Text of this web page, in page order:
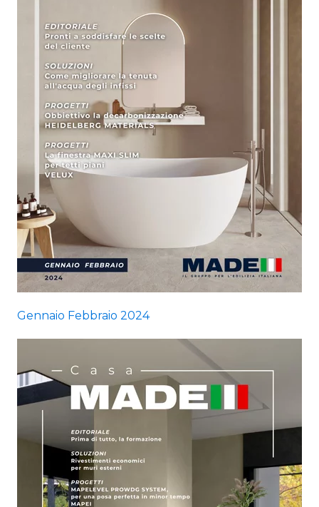
Gennaio Febbraio 2024